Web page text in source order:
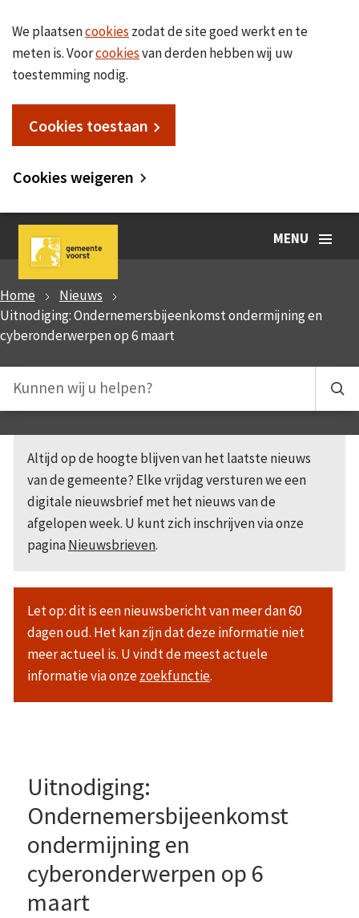
We plaatsencookies zodat de site goed werkt en te
meten is. Voorcookiesvan derden hebben wij uw
toestemming nodig.
Cookies toestaan
Cookies weigeren
MENU
Home
Nieuws
Uitnodiging: Ondernemersbijeenkomst ondermijning en
cyberonderwerpen op 6 maart
Altijd op de hoogte blijven van het laatste nieuws
van de gemeente? Elke vrijdag versturen we een
digitale nieuwsbrief met het nieuws van de
afgelopen week. U kunt zich inschrijven via onze
paginaNieuwsbrieven.
Let op: dit is een nieuwsbericht van meer dan 60
dagen oud. Het kan zijn dat deze informatie niet
meer actueel is. U vindt de meest actuele
informatie via onzezoekfunctie.
Uitnodiging:
Ondernemersbijeenkomst
ondermijning en
cyberonderwerpen op 6
maart